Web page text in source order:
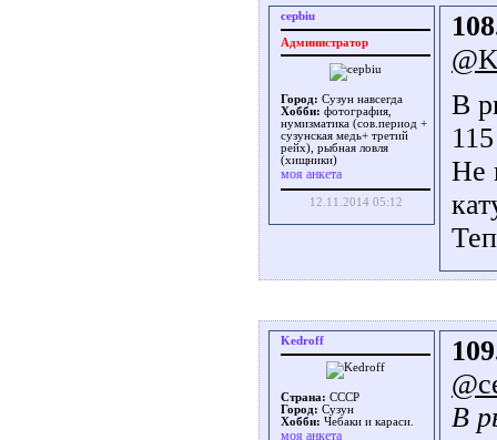
cepbiu
Администратор
Город: Сузун навсегда
Хобби: фотография,
нумизматика (сов.период +
сузунская медь+ третий
рейх), рыбная ловля
(хищники)
моя анкета
12.11.2014 05:12
В
Не
Kedroff
Страна: СССР
Город: Сузун
Хобби: Чебаки и караси.
моя анкета
В